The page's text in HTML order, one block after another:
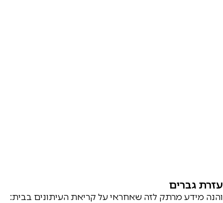
עזרת גברים
והנה מידע מרתק לזה שאחראי על קריאת העיתונים בבית: